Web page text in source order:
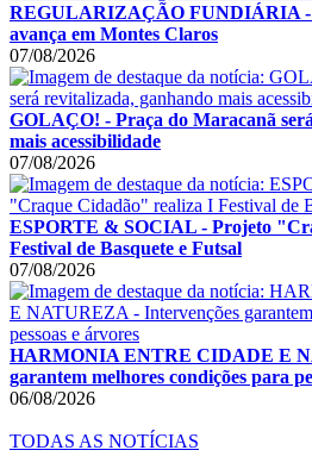
REGULARIZAÇÃO FUNDIÁRIA -
avança em Montes Claros
07/08/2026
GOLAÇO! - Praça do Maracanã
mais acessibilidade
07/08/2026
ESPORTE & SOCIAL - Projeto
Festival de Basquete e Futsal
07/08/2026
HARMONIA ENTRE CIDADE E
garantem melhores condições para
06/08/2026
TODAS AS NOTÍCIAS